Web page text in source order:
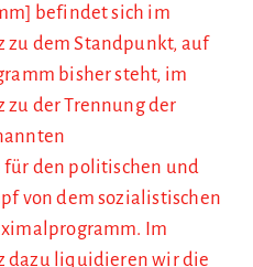
befindet sich im
zu dem Standpunkt, auf
bisher steht, im
zu der Trennung der
den politischen und
von dem sozialistischen
Im
dazu liquidieren wir die